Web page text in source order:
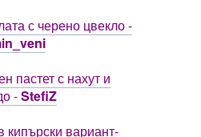
с черено цвекло -
пастет с нахут и
-StefiZ
кипърски вариант-